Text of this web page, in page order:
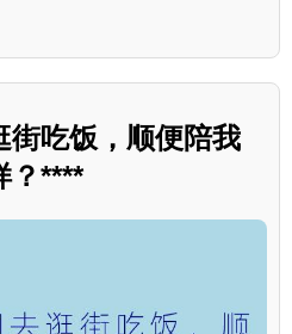
街吃饭，顺便陪我
？****